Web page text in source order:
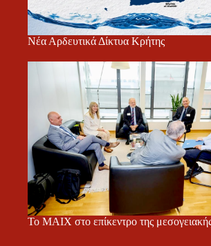
Νέα Αρδευτικά Δίκτυα Κρήτης
Το ΜΑΙΧ στο επίκεντρο της μεσογειακής